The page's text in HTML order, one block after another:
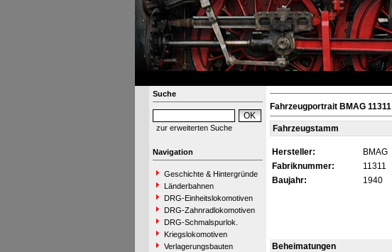
Suche
zur erweiterten Suche
Navigation
Geschichte & Hintergründe
Länderbahnen
DRG-Einheitslokomotiven
DRG-Zahnradlokomotiven
DRG-Schmalspurlok.
Kriegslokomotiven
Verlagerungsbauten
Fahrzeugportrait BMAG 11311
Fahrzeugstamm
Hersteller: BMAG
Fabriknummer:
11311
Baujahr:
1940
Beheimatungen